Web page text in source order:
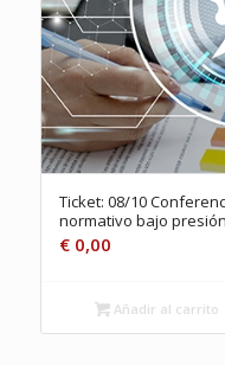
Ticket: 08/10
normativo bajo
€0,00
Añadir al carrito